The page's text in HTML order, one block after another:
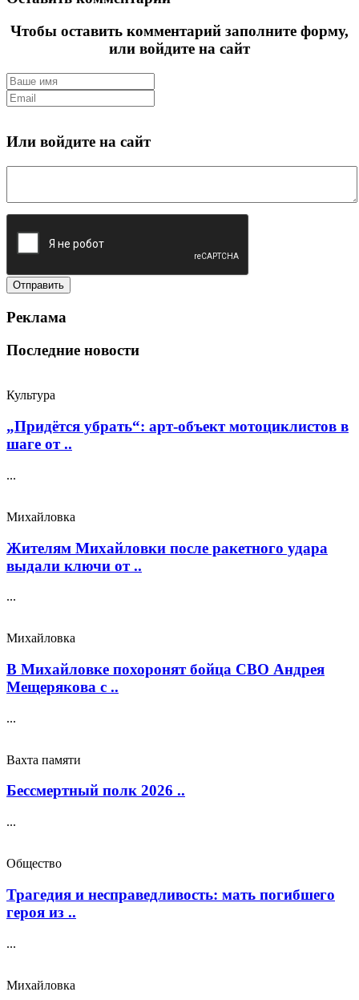
Чтобы оставить комментарий заполните форму,
или войдите на сайт
Или войдите на сайт
Реклама
Последние новости
Культура
„Придётся убрать“: арт‑объект мотоциклистов в
шаге от ..
...
Михайловка
Жителям Михайловки после ракетного удара
выдали ключи от ..
...
Михайловка
В Михайловке похоронят бойца СВО Андрея
Мещерякова с ..
...
Вахта памяти
Бессмертный полк 2026 ..
...
Общество
Трагедия и несправедливость: мать погибшего
героя из ..
...
Михайловка